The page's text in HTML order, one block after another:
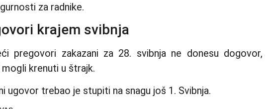
za radnike.
krajem svibnja
pregovori zakazani za 28. svibnja ne donesu dogovor,
krenuti u štrajk.
ugovor trebao je stupiti na snagu još 1. Svibnja.